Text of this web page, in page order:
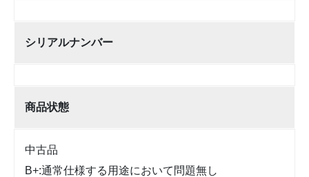
シリアルナンバー
商品状態
中古品
B+:通常仕様する用途において問題無し